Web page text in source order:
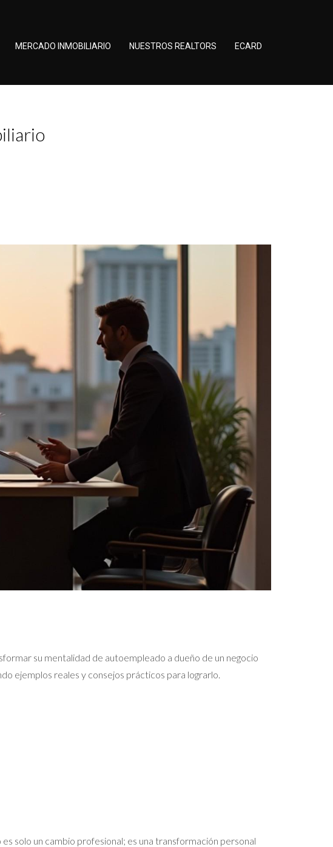
MERCADO INMOBILIARIO NUESTROS REALTORS ECARD
su mentalidad de autoempleado a dueño de un negocio
ejemplos reales y consejos prácticos para lograrlo.
solo un cambio profesional; es una transformación personal